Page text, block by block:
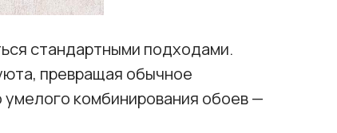
стандартными подходами.
превращая обычное
умелого комбинирования обоев —